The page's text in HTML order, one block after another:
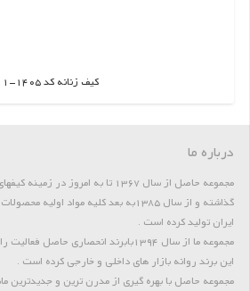
کیف زنانه کد 1405-1
اطلاعات بیشتر
درباره ما
مجموعه حاصل از سال 1367 تا به امروز
گذاشته و از سال 1385به بعد کلیه مواد
ایران تولید کرده است .
مجموعه ما از سال 1394بابرند انحصاری
این برند روانه بازار های داخلی و خارجی کرده است .
مجموعه حاصل با بهره گیری از مدرن ترین و